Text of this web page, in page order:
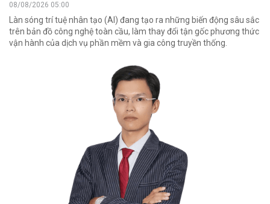
08/08/2026 05:00
Làn sóng trí tuệ nhân tạo (AI) đang tạo ra những biến động sâu sắc
trên bản đồ công nghệ toàn cầu, làm thay đổi tận gốc phương thức
vận hành của dịch vụ phần mềm và gia công truyền thống.